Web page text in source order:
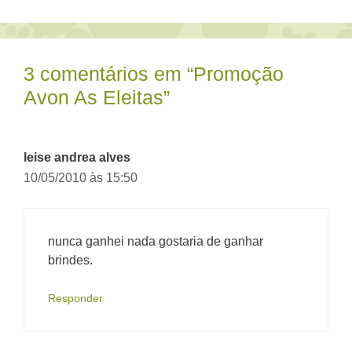
3 comentários em “Promoção
Avon As Eleitas”
leise andrea alves
10/05/2010 às 15:50
nunca ganhei nada gostaria de ganhar
brindes.
Responder